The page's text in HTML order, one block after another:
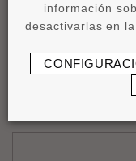
B8 NOMASTYL
información
desactivarlas en